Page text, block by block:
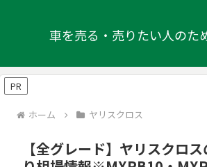
車を売る・売りたい人のた
PR
ホーム ヤリスクロス
【全グレード】ヤリスクロ